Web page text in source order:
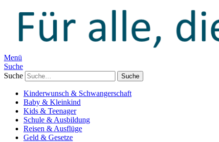
Menü
Suche
Suche
Kinderwunsch & Schwangerschaft
Baby & Kleinkind
Kids & Teenager
Schule & Ausbildung
Reisen & Ausflüge
Geld & Gesetze